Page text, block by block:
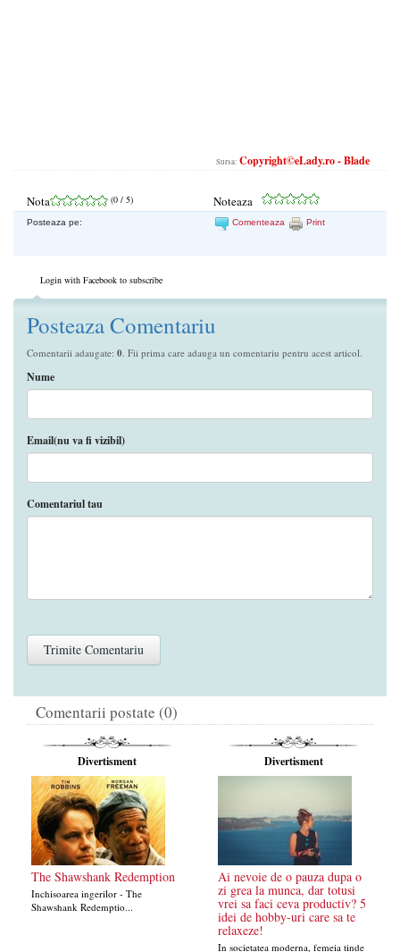
Sursa: Copyright©eLady.ro - Blade
Nota (0 / 5) Noteaza
Posteaza pe: Comenteaza Print
Login with Facebook to subscribe
Posteaza Comentariu
Comentarii adaugate: 0 . Fii prima care adauga un comentariu pentru acest articol.
Nume
Email(nu va fi vizibil)
Comentariul tau
Comentarii postate (0)
Divertisment
The Shawshank Redemption
Inchisoarea ingerilor - The
Shawshank Redemptio...
Divertisment
Ai nevoie de o pauza dupa o
zi grea la munca, dar totusi
vrei sa faci ceva productiv? 5
idei de hobby-uri care sa te
relaxeze!
In societatea moderna, femeia tinde